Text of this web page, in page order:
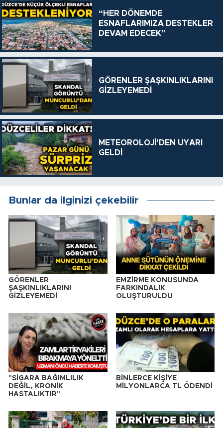
“HER DÖNEMDE
ESNAFLARIMIZA DESTEKLER
DEVAM EDECEK”
GÖRENLER ŞAŞKINLIKLARINI
GİZLEYEMEDİ
METEOROLOJİ’DEN UYARI
GELDİ
Bunlar da ilginizi çekebilir
GÖRENLER
ŞAŞKINLIKLARINI
GİZLEYEMEDİ
EMZİRME KONUSUNDA
FARKINDALIK
OLUŞTURULDU
"SİGARA BAĞIMLILIK
DEĞİL, KRONİK
HASTALIKTIR"
BİNLERCE KİŞİYE
MİLYONLARCA TL ÖDENDİ